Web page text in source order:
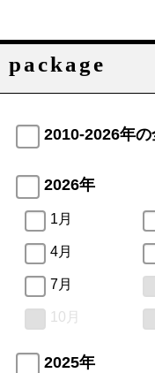
package
2010-2026年
2026年
1月
4月
7月
10月
2025年